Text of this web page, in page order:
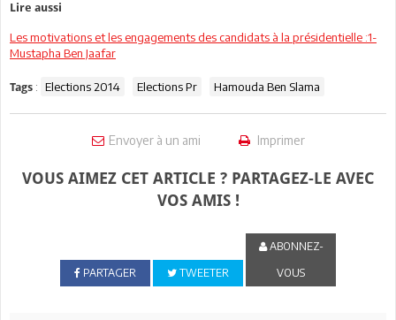
Lire aussi
Les motivations et les engagements des candidats à la présidentielle :1-
Mustapha Ben Jaafar
Tags : Elections 2014 Elections Pr Hamouda Ben Slama
Envoyer à un ami Imprimer
VOUS AIMEZ CET ARTICLE ? PARTAGEZ-LE AVEC
VOS AMIS !
PARTAGER TWEETER
ABONNEZ-
VOUS